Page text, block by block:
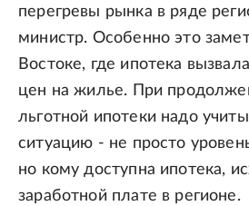
перегревы рынка в ряде
министр. Особенно это
Востоке, где ипотека
цен на жилье. При
льготной ипотеки надо
ситуацию - не просто
но кому доступна ипотека,
заработной плате в регионе.